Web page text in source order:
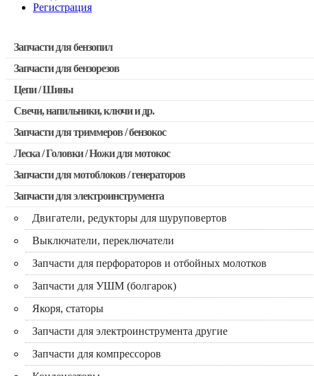
Регистрация
Запчасти для бензопил
Запчасти для бензопил Stihl
Запчасти для бензопил Husqvarna, Partner
Запчасти для Китайских бензопил
Запчасти для бензопил Oleo-mac, Echo и др.
Запчасти для бензорезов
Цепи / Шины
Свечи, напильники, ключи и др.
Запчасти для триммеров / бензокос
Запчасти для Китайских триммеров
Запчасти для мотокос Stihl / Husqvarna / Oleo-mac / Echo и др.
Леска / Головки / Ножи для мотокос
Запчасти для мотоблоков / генераторов
Запчасти для электроинструмента
Двигатели, редукторы для шуруповертов
Выключатели, переключатели
Запчасти для перфораторов и отбойных молотков
Запчасти для УШМ (болгарок)
Якоря, статоры
Запчасти для электроинструмента другие
Запчасти для компрессоров